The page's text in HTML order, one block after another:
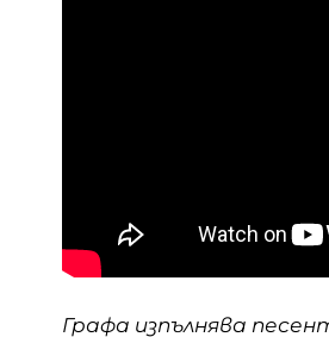
Графа изпълнява